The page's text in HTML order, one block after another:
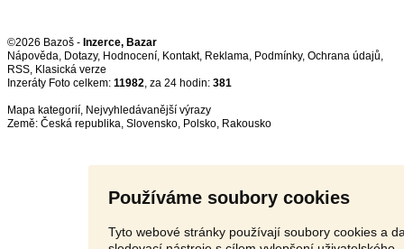
Používáme soubory cookies
Tyto webové stránky používají soubory cookies a
©2026 Bazoš - Inzerce, Bazar
Nápověda, Dotazy, Hodnocení, Kontakt, Reklama, Podmínky, Ochrana údajů,
RSS,
Inzeráty Foto celkem: 11982, za 24 hodin: 381
Mapa kategorií, Nejvyhledávanější výrazy
Země: Česká republika, Slovensko, Polsko, Rakousko